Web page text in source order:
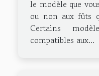
le modèle que
ou non aux fûts
Certains
compatibles aux...